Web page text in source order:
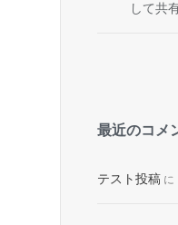
して共
最近のコメ
テスト投稿 に